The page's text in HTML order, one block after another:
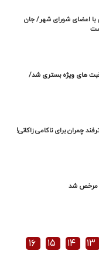
اعضای شورای شهر/ جان
های ویژه بستری شد/
مرخص شد
۱۳ ۱۴ ۱۵ ۱۶